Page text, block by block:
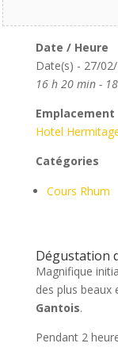
Date / Heure
Date(s) - 27/
16 h 20 min -
Emplacement
Hotel
Catégories
Cours Rhum
Dégustation
Magnifique
des plus beaux
Gantois.
Pendant 2